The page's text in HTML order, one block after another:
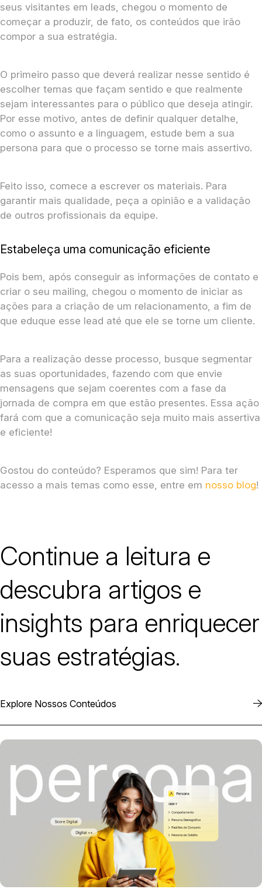
seus visitantes em leads, chegou o momento de
começar a produzir, de fato, os conteúdos que irão
compor a sua estratégia.
O primeiro passo que deverá realizar nesse sentido é
escolher temas que façam sentido e que realmente
sejam interessantes para o público que deseja atingir.
Por esse motivo, antes de definir qualquer detalhe,
como o assunto e a linguagem, estude bem a sua
persona para que o processo se torne mais assertivo.
Feito isso, comece a escrever os materiais. Para
garantir mais qualidade, peça a opinião e a validação
de outros profissionais da equipe.
Estabeleça uma comunicação eficiente
Pois bem, após conseguir as informações de contato e
criar o seu mailing, chegou o momento de iniciar as
ações para a criação de um relacionamento, a fim de
que eduque esse lead até que ele se torne um cliente.
Para a realização desse processo, busque segmentar
as suas oportunidades, fazendo com que envie
mensagens que sejam coerentes com a fase da
jornada de compra em que estão presentes. Essa ação
fará com que a comunicação seja muito mais assertiva
e eficiente!
Gostou do conteúdo? Esperamos que sim! Para ter
acesso a mais temas como esse, entre em nosso blog!
Continue a leitura e
descubra artigos e
insights para enriquecer
suas estratégias.
Explore Nossos Conteúdos